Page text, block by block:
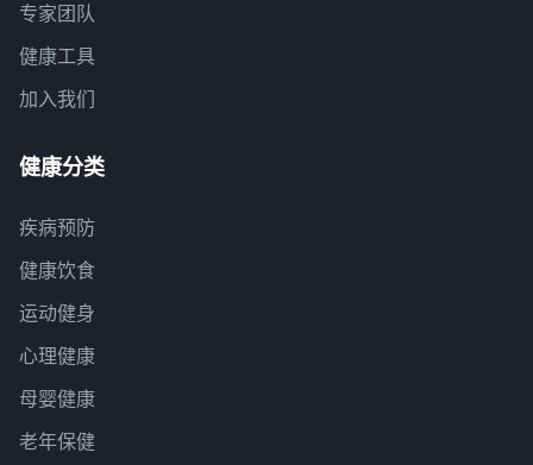
专家团队
健康工具
加入我们
健康分类
疾病预防
健康饮食
运动健身
心理健康
母婴健康
老年保健